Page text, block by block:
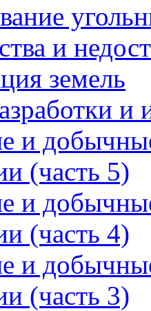
и
земель
и
и
(часть 5)
и
(часть 4)
и
(часть 3)